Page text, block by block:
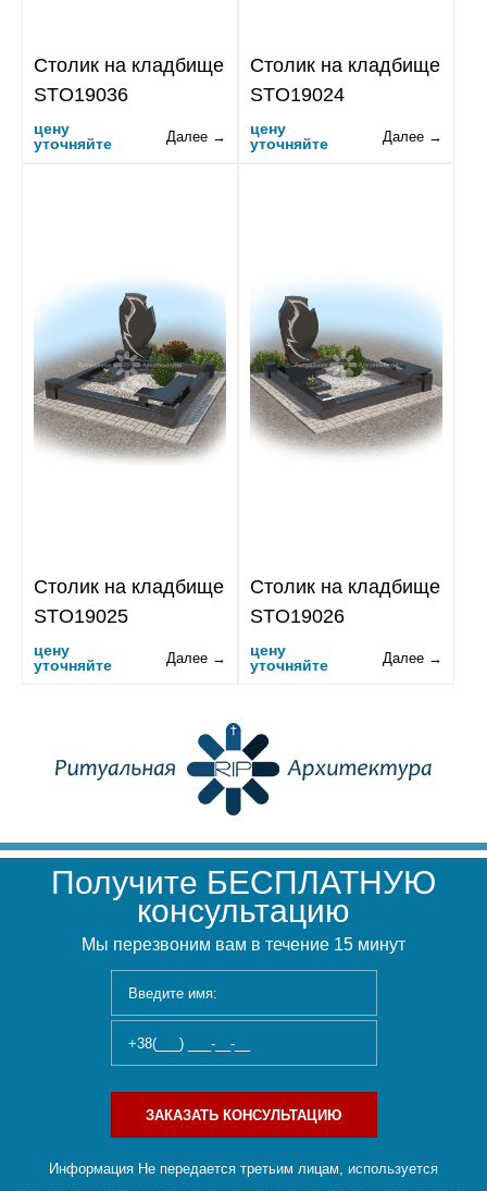
Столик на кладбище
STO19036
цену
уточняйте
Далее →
Столик на кладбище
STO19024
цену
уточняйте
Далее →
Столик на кладбище
STO19025
цену
уточняйте
Далее →
Столик на кладбище
STO19026
цену
уточняйте
Далее →
Получите БЕСПЛАТНУЮ
консультацию
Мы перезвоним вам в течение 15 минут
ЗАКАЗАТЬ КОНСУЛЬТАЦИЮ
Информация Не передается третьим лицам, используется